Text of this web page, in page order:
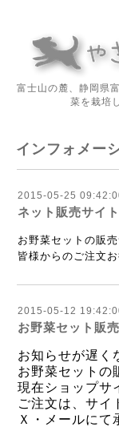
富士山の麓、静岡県
菜を栽培
インフォメー
2015-05-25
ネット販売サイ
お野菜セットの販
皆様からのご注文
2015-05-12
お野菜セット販
お知らせが遅く
お野菜セットの
現在ショップサ
ご注文は、サイ
Ｘ・メールにて